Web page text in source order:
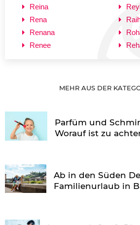
Reina
Rena
Renana
Renee
MEHR AUS DER
Parfüm und
Worauf ist zu
Ab in den Süden
Familienurlaub in